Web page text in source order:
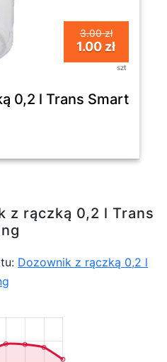
3.00 zł
1.00 zł
szt
0,2 l Trans Smart
z rączką 0,2 l Trans
Dozownik z rączką 0,2 l